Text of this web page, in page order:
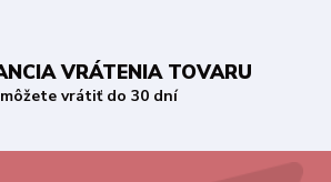
VRÁTENIA TOVARU
vrátiť do 30 dní